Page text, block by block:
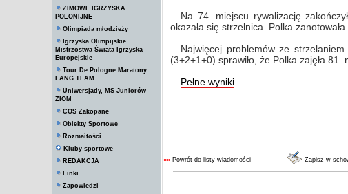
ZIMOWE IGRZYSKA
POLONIJNE
Olimpiada młodzieży
Igrzyska Olimpijskie
Mistrzostwa Świata Igrzyska
Europejskie
Tour De Pologne Maratony
LANG TEAM
Uniwersjady, MS Juniorów
ZIOM
COS Zakopane
Obiekty Sportowe
Rozmaitości
Kluby sportowe
REDAKCJA
Linki
Zapowiedzi
Na 74. miejscu rywalizację
okazała się strzelnica. Polka
Najwięcej problemów ze strzelaniem
(3+2+1+0) sprawiło, że Polka zajęła 81.
Pełne wyniki
«« Powrót do listy wiadomości Zapisz w